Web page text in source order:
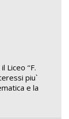
‘‘F.
piu`
e la